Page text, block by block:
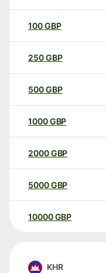
100GBP
250GBP
500GBP
1000GBP
2000GBP
5000GBP
10000 GBP
KHR